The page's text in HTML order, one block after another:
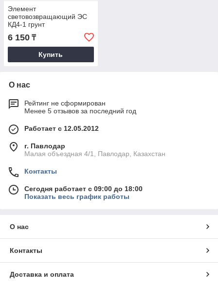
Элемент
световозвращающий ЭС
КД4-1 грунт
6 150 ₸
Купить
О нас
Рейтинг не сформирован
Менее 5 отзывов за последний год
Работает с 12.05.2012
г. Павлодар
Малая объездная 4/1, Павлодар, Казахстан
Контакты
Сегодня работает с 09:00 до 18:00
Показать весь график работы
О нас
Контакты
Доставка и оплата